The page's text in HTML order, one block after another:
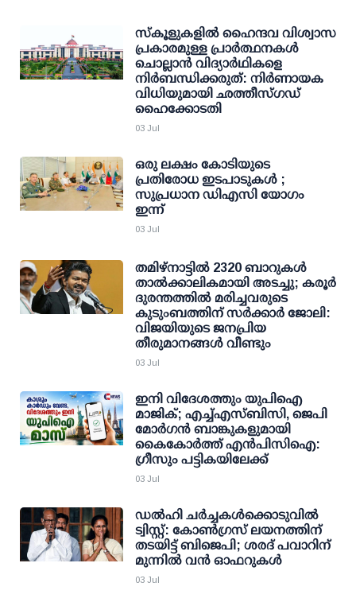
സ്‌കൂളുകളില്‍ ഹൈന്ദവ വിശ്വാസ
പ്രകാരമുള്ള പ്രാര്‍ത്ഥനകള്‍
ചൊല്ലാന്‍ വിദ്യാര്‍ഥികളെ
നിര്‍ബന്ധിക്കരുത്: നിര്‍ണായക
വിധിയുമായി ഛത്തീസ്ഗഡ്
ഹൈക്കോടതി
03 Jul
ഒരു ലക്ഷം കോടിയുടെ
പ്രതിരോധ ഇടപാടുകള്‍ ;
സുപ്രധാന ഡിഎസി യോഗം
ഇന്ന്
03 Jul
തമിഴ്‌നാട്ടില്‍ 2320 ബാറുകള്‍
താല്‍ക്കാലികമായി അടച്ചു; കരൂര്‍
ദുരന്തത്തില്‍ മരിച്ചവരുടെ
കുടുംബത്തിന് സര്‍ക്കാര്‍ ജോലി:
വിജയിയുടെ ജനപ്രിയ
തീരുമാനങ്ങള്‍ വീണ്ടും
03 Jul
ഇനി വിദേശത്തും യുപിഐ
മാജിക്; എച്ച്എസ്ബിസി, ജെപി
മോര്‍ഗന്‍ ബാങ്കുകളുമായി
കൈകോര്‍ത്ത് എന്‍പിസിഐ:
ഗ്രീസും പട്ടികയിലേക്ക്
03 Jul
ഡല്‍ഹി ചര്‍ച്ചകള്‍ക്കൊടുവില്‍
ട്വിസ്റ്റ്: കോണ്‍ഗ്രസ് ലയനത്തിന്
തടയിട്ട് ബിജെപി; ശരദ് പവാറിന്
മുന്നില്‍ വന്‍ ഓഫറുകള്‍
03 Jul